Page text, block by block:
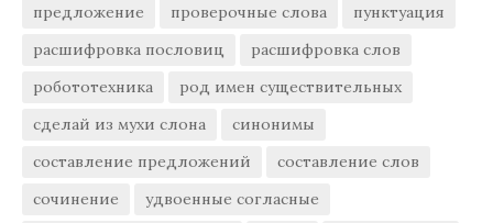
предложение
проверочные слова
пунктуация
расшифровка пословиц
расшифровка слов
робототехника
род имен существительных
сделай из мухи слона
синонимы
составление предложений
составление слов
сочинение
удвоенные согласные